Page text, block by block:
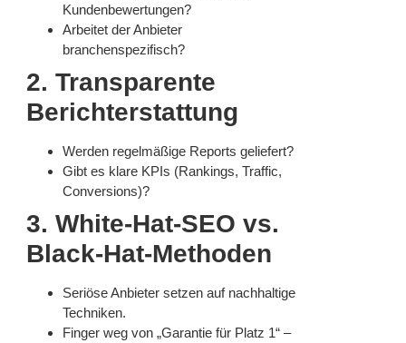
Kundenbewertungen?
Arbeitet der Anbieter
branchenspezifisch?
2. Transparente
Berichterstattung
Werden regelmäßige Reports geliefert?
Gibt es klare KPIs (Rankings, Traffic,
Conversions)?
3. White-Hat-SEO vs.
Black-Hat-Methoden
Seriöse Anbieter setzen auf nachhaltige
Techniken.
Finger weg von „Garantie für Platz 1“ –